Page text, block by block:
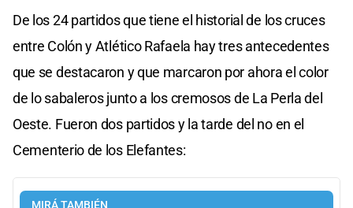
De los 24 partidos que tiene el historial de los cruces
entre Colón y Atlético Rafaela hay tres antecedentes
que se destacaron y que marcaron por ahora el color
de lo sabaleros junto a los cremosos de La Perla del
Oeste. Fueron dos partidos y la tarde del no en el
Cementerio de los Elefantes: